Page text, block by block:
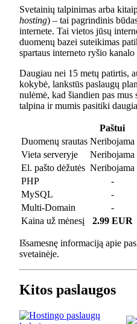
Svetainių talpinimas arba
hosting) – tai pagrindinis
internete. Tai vietos jūsų
duomenų bazei suteikimas
spartaus interneto ryšio
Daugiau nei 15 metų patirtis,
kokybė, lankstūs paslaugų
nulėmė, kad šiandien pas mus
talpina ir mumis pasitiki
Paštui
Duomenų srautas Neribojama
Vieta serveryje
Neribojama
El. pašto dėžutės Neribojama
PHP
-
MySQL
-
Multi-Domain
-
Kaina už mėnesį
2.99 EUR
Išsamesnę informaciją apie
svetainėje.
Kitos paslaugos